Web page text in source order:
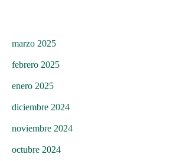
marzo 2025
febrero 2025
enero 2025
diciembre 2024
noviembre 2024
octubre 2024